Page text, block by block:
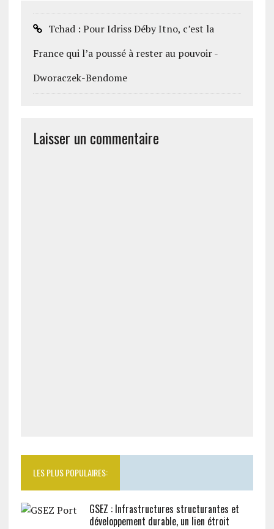
Tchad : Pour Idriss Déby Itno, c’est la
France qui l’a poussé à rester au pouvoir -
Dworaczek-Bendome
Laisser un commentaire
LES PLUS POPULAIRES:
GSEZ : Infrastructures structurantes et
développement durable, un lien étroit